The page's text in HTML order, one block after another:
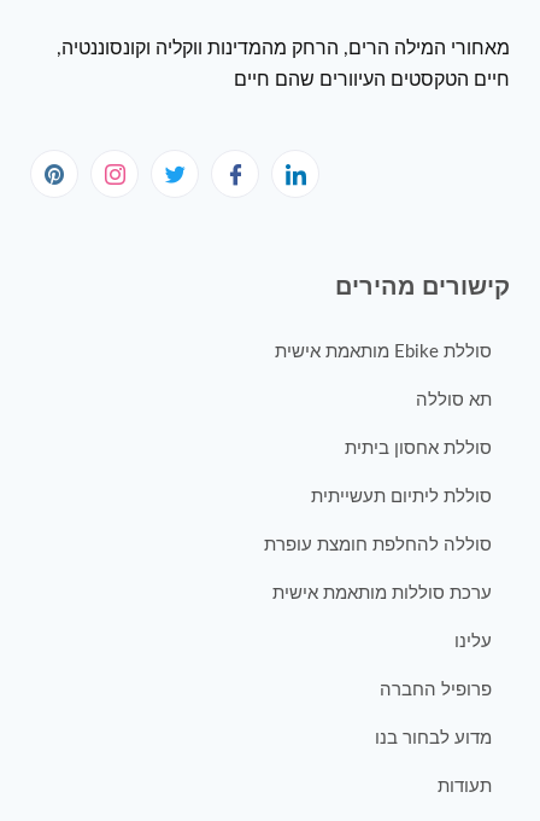
מאחורי המילה הרים, הרחק מהמדינות ווקליה וקונסוננטיה,
חיים הטקסטים העיוורים שהם חיים
קישורים מהירים
סוללת Ebike מותאמת אישית
תא סוללה
סוללת אחסון ביתית
סוללת ליתיום תעשייתית
סוללה להחלפת חומצת עופרת
ערכת סוללות מותאמת אישית
עלינו
פרופיל החברה
מדוע לבחור בנו
תעודות